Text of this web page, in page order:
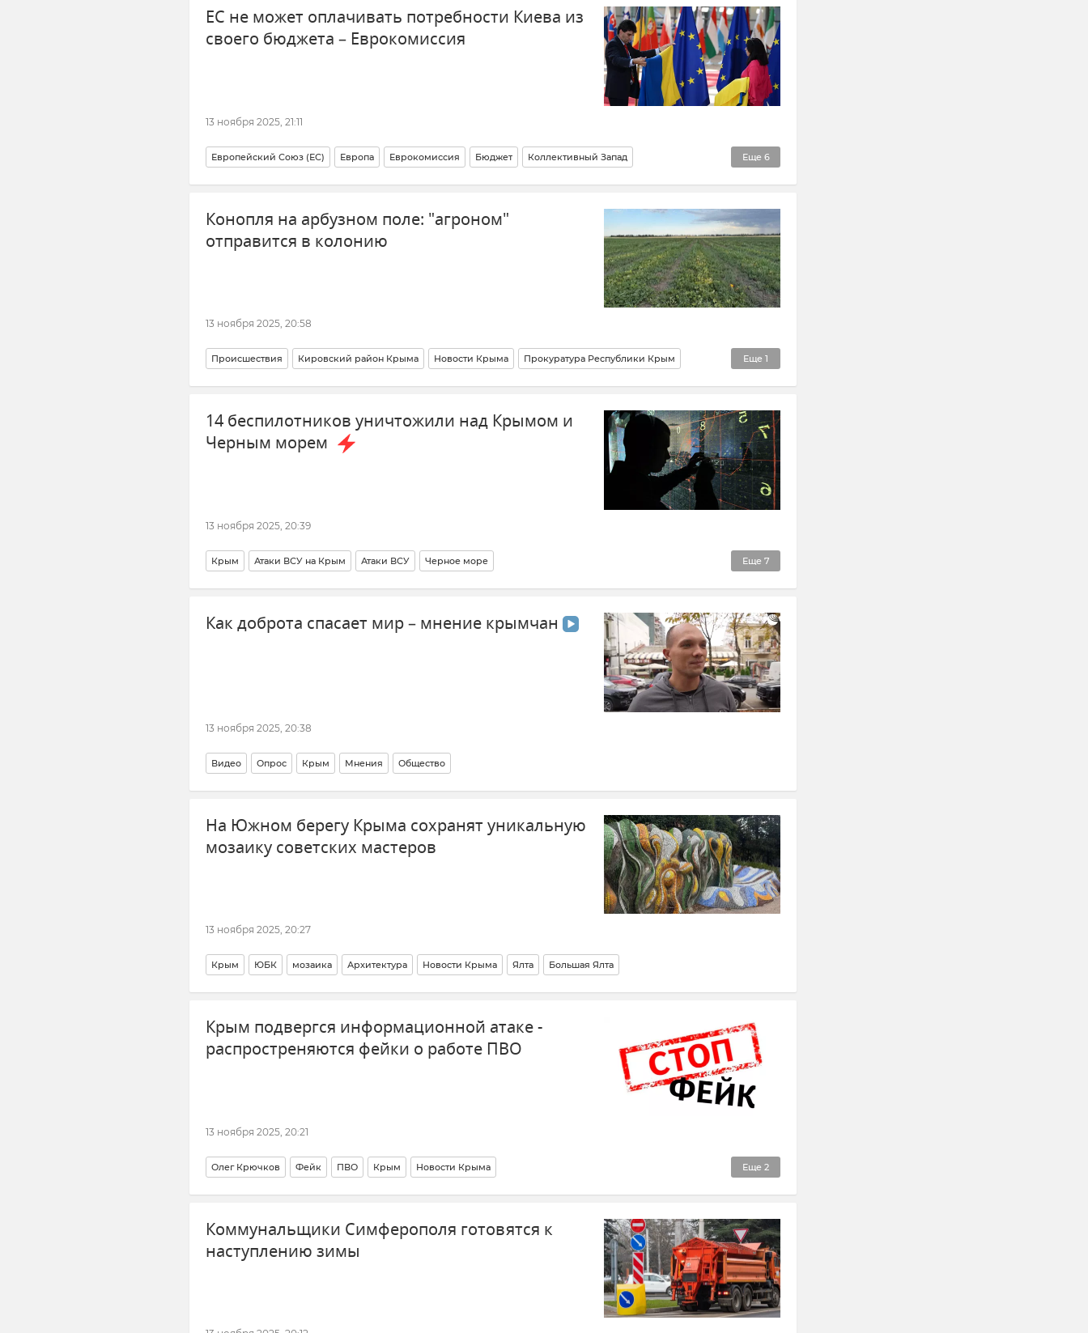
ЕС не может оплачивать потребности Киева из
своего бюджета – Еврокомиссия
13 ноября 2025, 21:11
Еще 6
Европейский Союз (ЕС) Европа Еврокомиссия Бюджет Коллективный Запад
Западная помощь Украине В мире Украина Замороженные активы России
Замороженные российские активы Новости
Конопля на арбузном поле: "агроном"
отправится в колонию
13 ноября 2025, 20:58
Еще 1
Происшествия Кировский район Крыма Новости Крыма Прокуратура Республики Крым
наркотики
14 беспилотников уничтожили над Крымом и
Черным морем
13 ноября 2025, 20:39
Еще 7
Крым Атаки ВСУ на Крым Атаки ВСУ Черное море
Безопасность Республики Крым и Севастополя ПВО Министерство обороны РФ Новости СВО
Новости Крыма Ситуация с главой РИА Новости Украина Кириллом Вышинским
Как доброта спасает мир – мнение крымчан
13 ноября 2025, 20:38
Видео Опрос Крым Мнения Общество
На Южном берегу Крыма сохранят уникальную
мозаику советских мастеров
13 ноября 2025, 20:27
Крым ЮБК мозаика Архитектура Новости Крыма Ялта Большая Ялта
Крым подвергся информационной атаке -
распростреняются фейки о работе ПВО
13 ноября 2025, 20:21
Еще 2
Олег Крючков Фейк ПВО Крым Новости Крыма
Безопасность Республики Крым и Севастополя Безопасность
Коммунальщики Симферополя готовятся к
наступлению зимы